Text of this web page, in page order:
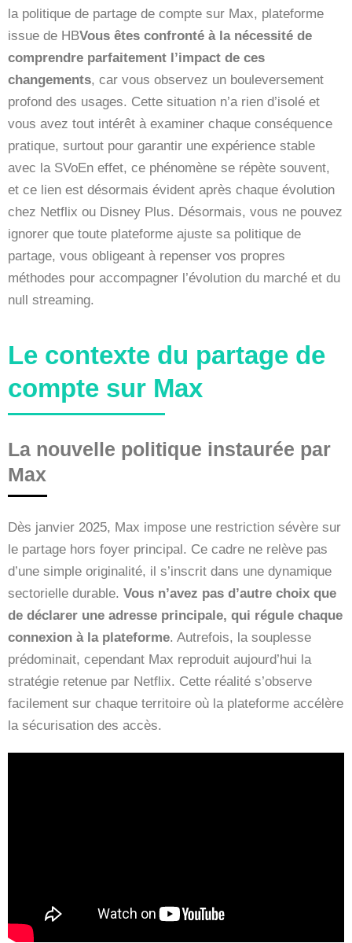
la politique de partage de compte sur Max, plateforme
issue de HBVous êtes confronté à la nécessité de
comprendre parfaitement l’impact de ces
changements, car vous observez un bouleversement
profond des usages. Cette situation n’a rien d’isolé et
vous avez tout intérêt à examiner chaque conséquence
pratique, surtout pour garantir une expérience stable
avec la SVoEn effet, ce phénomène se répète souvent,
et ce lien est désormais évident après chaque évolution
chez Netflix ou Disney Plus. Désormais, vous ne pouvez
ignorer que toute plateforme ajuste sa politique de
partage, vous obligeant à repenser vos propres
méthodes pour accompagner l’évolution du marché et du
null streaming.
Le contexte du partage de
compte sur Max
La nouvelle politique instaurée par
Max
Dès janvier 2025, Max impose une restriction sévère sur
le partage hors foyer principal. Ce cadre ne relève pas
d’une simple originalité, il s’inscrit dans une dynamique
sectorielle durable. Vous n’avez pas d’autre choix que
de déclarer une adresse principale, qui régule chaque
connexion à la plateforme. Autrefois, la souplesse
prédominait, cependant Max reproduit aujourd’hui la
stratégie retenue par Netflix. Cette réalité s’observe
facilement sur chaque territoire où la plateforme accélère
la sécurisation des accès.